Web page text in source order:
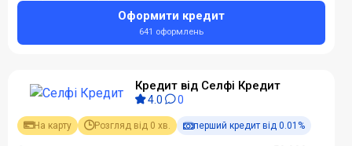
Оформити кредит
641 оформлень
Кредит від Селфі Кредит
4.0 0
На карту Розгляд від 0 хв. перший кредит від 0.01%